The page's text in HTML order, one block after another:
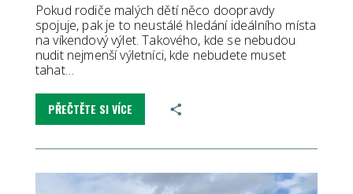
Pokud rodiče malých dětí něco doopravdy
spojuje, pak je to neustálé hledání ideálního místa
na víkendový výlet. Takového, kde se nebudou
nudit nejmenší výletníci, kde nebudete muset
tahat…
PŘEČTĚTE SI VÍCE